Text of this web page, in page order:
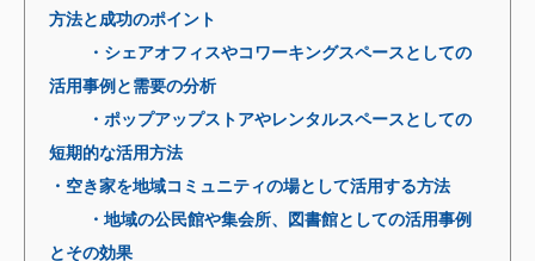
方法と成功のポイント
・シェアオフィスやコワーキングスペースとしての
活用事例と需要の分析
・ポップアップストアやレンタルスペースとしての
短期的な活用方法
・空き家を地域コミュニティの場として活用する方法
・地域の公民館や集会所、図書館としての活用事例
とその効果